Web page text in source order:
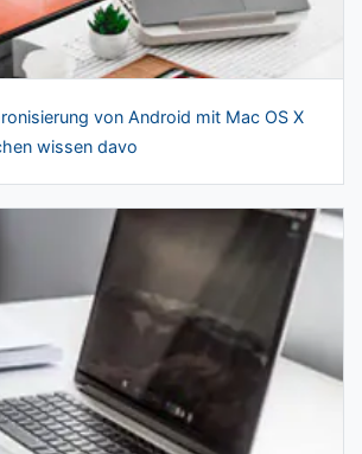
von Android mit Mac OS X
wissen davo